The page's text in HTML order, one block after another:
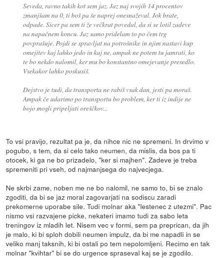
Seveda, ravno takih kot sem jaz. Jaz naj svojih 14 procentov
zmanjšam na 0, ti boš pa še naprej onesnaževal. Jok brate,
odpade. Sicer pa sem ti že večkrat povedal, da si se lotil zadeve
na napačnem koncu. Jaz samo pridelam to po čem trg
povprašuje. Pojdi se spravljat na potrošnike in njim nastavi kup
omejitev kaj lahko jedo in kaj ne, ampak ne potem tu jamrati, ko
te bo nekdo nalomil, ker mu bo konstantno omejevanje presedlo.
Vsekakor lahko poskusiš.
Dejstvo je tudi, da transporta ne rabiš vsak dan, jesti pa moraš.
Ampak če udarimo po transportu bo problem, ker ti iz indije ne
bojo mogli pripeljati oreščkov...
To vsi pravijo, rezultat pa je, da nihce nic ne spremeni. In drvimo v
pogubo, s tem, da si celo tako neumen, da mislis, da bos pa ti
otocek, ki ga ne bo prizadelo, "ker si majhen". Zadeve je treba
spremeniti pri vseh, od najmanjsega do najvecjega.
Ne skrbi zame, noben me ne bo nalomil, ne samo to, bi se znalo
zgoditi, da bi se jaz moral zagovarjati na sodiscu zaradi
prekomerne uporabe sile. Tudi molnar aka "lestenec z utezmi". Pac
nismo vsi razvajene picke, nekateri imamo tudi za sabo leta
treningov iz mladih let. Nisem vec v formi, sem pa preprican, da jih
je malo, ki bi sploh dobili neumen impulz, da bi me napadli in se
veliko manj taksnih, ki bi ostali po tem nepolomljeni. Recimo en tak
molnar "kvihtar" bi se do urgence spraseval kaj se je zgodilo.